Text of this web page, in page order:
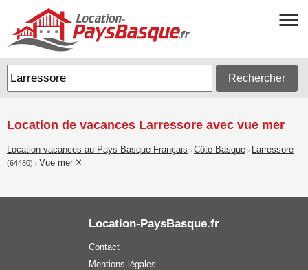
Rechercher
Location de vacances Larressore avec vue mer
Location vacances au Pays Basque Français > Côte Basque > Larressore
(64480) > Vue mer
Location-PaysBasque.fr
Contact
Mentions légales